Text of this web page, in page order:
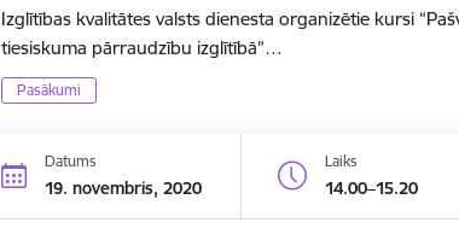
Izglītības kvalitātes valsts dienesta organizētie kursi
tiesiskuma pārraudzību izglītībā”…
Pasākumi
Datums
19. novembris, 2020
Laiks
14.00–15.20